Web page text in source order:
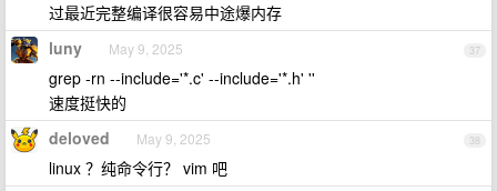
过最近完整编译很容易中途爆内存
37
luny May 9, 2025
grep -rn --include='*.c' --include='*.h' ''
速度挺快的
38
deloved May 9, 2025
linux ？纯命令行？ vim 吧